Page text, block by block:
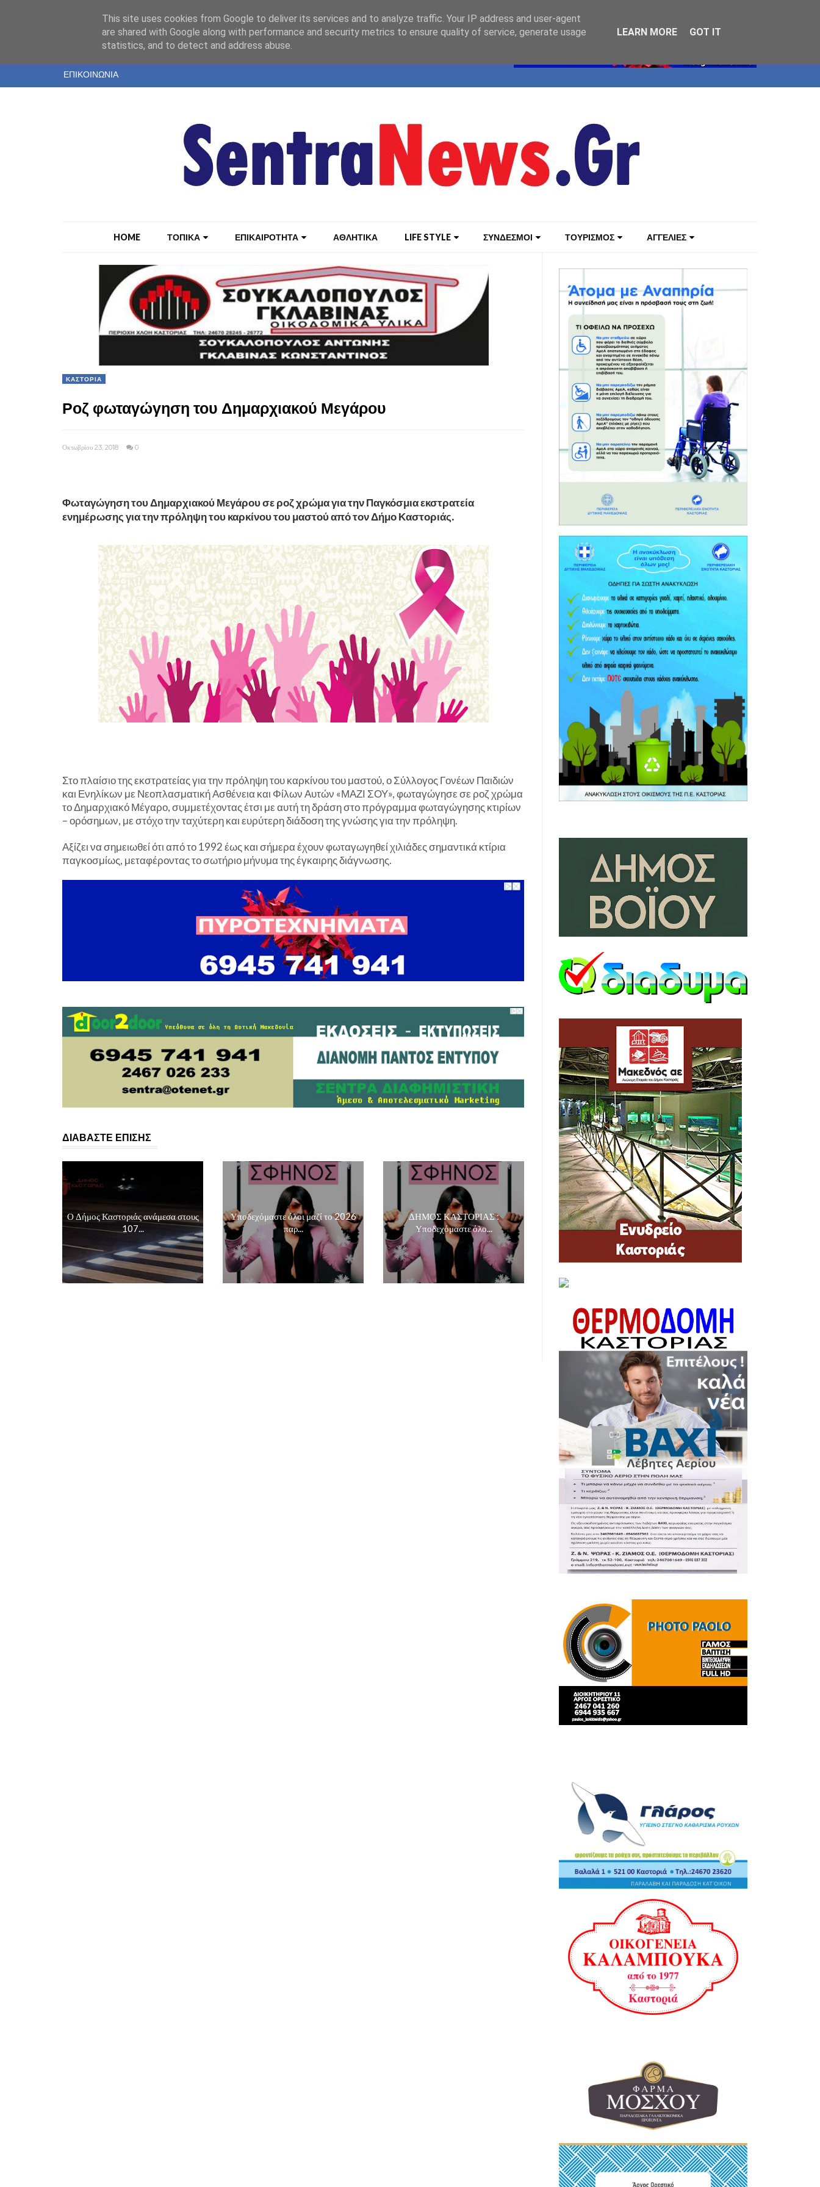
ΤΑΥΤΟΤΗΤΑ
ΕΝΤΥΠΗ ΕΚΔΟΣΗ
ΕΠΙΚΟΙΝΩΝΙΑ
HOME ΤΟΠΙΚΑ ΕΠΙΚΑΙΡΟΤΗΤΑ ΑΘΛΗΤΙΚΑ LIFE STYLE ΣΥΝΔΕΣΜΟΙ ΤΟΥΡΙΣΜΟΣ ΑΓΓΕΛΙΕΣ
ΚΑΣΤΟΡΙΑ
Ροζ φωταγώγηση του Δημαρχιακού Μεγάρου
Οκτωβρίου 23, 2018 0
Φωταγώγηση του Δημαρχιακού Μεγάρου σε ροζ χρώμα για την Παγκόσμια εκστρατεία
ενημέρωσης για την πρόληψη του καρκίνου του μαστού από τον Δήμο Καστοριάς.
Στο πλαίσιο της εκστρατείας για την πρόληψη του καρκίνου του μαστού, ο Σύλλογος Γονέων Παιδιών
και Ενηλίκων με Νεοπλασματική Ασθένεια και Φίλων Αυτών «ΜΑΖΙ ΣΟΥ», φωταγώγησε σε ροζ χρώμα
το Δημαρχιακό Μέγαρο, συμμετέχοντας έτσι με αυτή τη δράση στο πρόγραμμα φωταγώγησης κτιρίων
– ορόσημων, με στόχο την ταχύτερη και ευρύτερη διάδοση της γνώσης για την πρόληψη.
Αξίζει να σημειωθεί ότι από το 1992 έως και σήμερα έχουν φωταγωγηθεί χιλιάδες σημαντικά κτίρια
παγκοσμίως, μεταφέροντας το σωτήριο μήνυμα της έγκαιρης διάγνωσης.
ΔΙΑΒΑΣΤΕ ΕΠΙΣΗΣ
Ο Δήμος Καστοριάς ανάμεσα στους
107...
Υποδεχόμαστε όλοι μαζί το 2026
παρ...
ΔΗΜΟΣ ΚΑΣΤΟΡΙΑΣ :
Υποδεχόμαστε όλο...
This site uses cookies from Google to deliver its services and to analyze traffic. Your IP address and user-agent
are shared with Google along with performance and security metrics to ensure quality of service, generate usage
statistics, and to detect and address abuse.
LEARN MORE GOT IT